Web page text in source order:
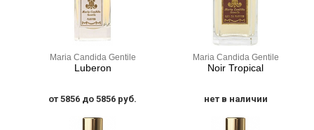
Maria Candida Gentile
Luberon
от 5856 до 5856 руб.
Maria Candida Gentile
Noir Tropical
нет в наличии